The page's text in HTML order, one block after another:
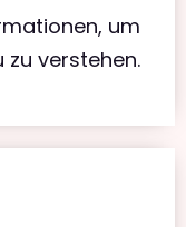
um
verstehen.